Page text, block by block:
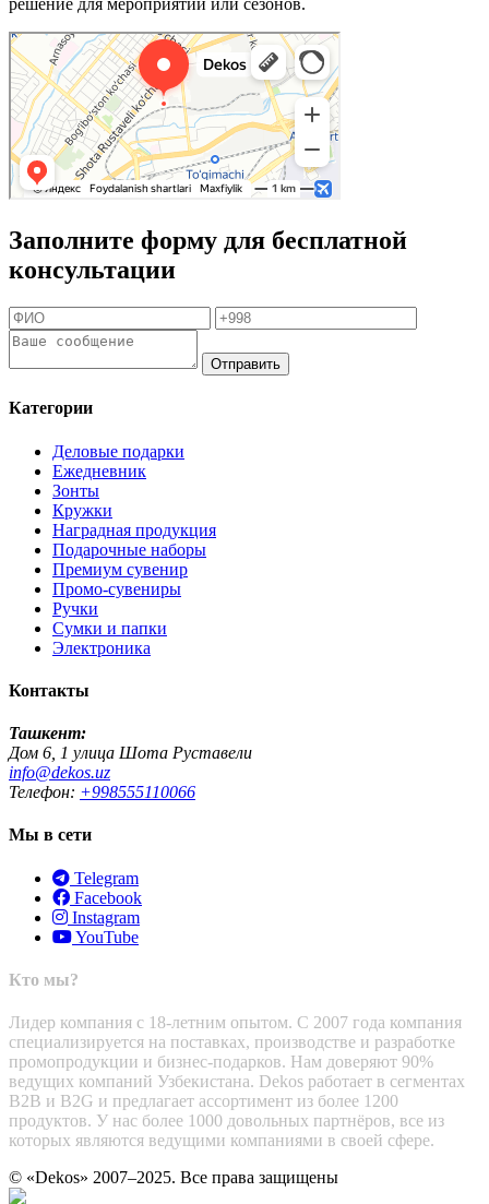
решение для мероприятий или сезонов.
Заполните форму для бесплатной
консультации
Отправить
Категории
Деловые подарки
Ежедневник
Зонты
Кружки
Наградная продукция
Подарочные наборы
Премиум сувенир
Промо-сувениры
Ручки
Сумки и папки
Электроника
Контакты
Ташкент:
Дом 6, 1 улица Шота Руставели
info@dekos.uz
Телефон: +998555110066
Мы в сети
Telegram
Facebook
Instagram
YouTube
Кто мы?
Лидер компания с 18-летним опытом. С 2007 года компания
специализируется на поставках, производстве и разработке
промопродукции и бизнес-подарков. Нам доверяют 90%
ведущих компаний Узбекистана. Dekos работает в сегментах
B2B и B2G и предлагает ассортимент из более 1200
продуктов. У нас более 1000 довольных партнёров, все из
которых являются ведущими компаниями в своей сфере.
© «Dekos» 2007–2025. Все права защищены